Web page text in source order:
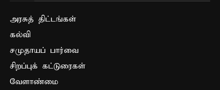
அரசுத் திட்டங்கள்
கல்வி
சமுதாயப் பார்வை
சிறப்புக் கட்டுரைகள்
வேளாண்மை